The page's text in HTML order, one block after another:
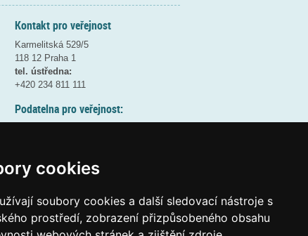
cookies
soubory cookies a další sledovací nástroje s
prostředí, zobrazení přizpůsobeného obsahu
Kontakt pro veřejnost
Karmelitská 529/5
118 12 Praha 1
tel. ústředna:
+420 234 811 111
Podatelna pro veřejnost:
(více informací
Elektronická podatelna: